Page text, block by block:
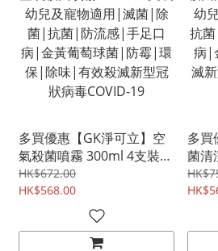
多買優惠【GK淨可立】空
氣殺菌噴霧 300ml 4支裝
幼兒及寵物適用|滅菌|除
菌|抗菌|防流感|手足口
病|金黃葡萄球菌|防霉|環
保|除味|有效殺滅新型冠
狀病毒COVID-19
HK$672.00
HK$568.00
多買
菌清
幼兒
抗菌
病|
滅新